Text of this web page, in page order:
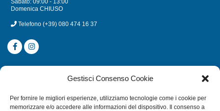
Gestisci Consenso Cookie
Per fornire le migliori esperienze, utilizziamo tecnologie come i cookie per
memorizzare e/o accedere alle informazioni del dispositivo. Il consenso a
Sabato: 09:00 - 13:00
Domenica CHIUSO
Telefono (+39) 080 474 16 37
CATEGORIE
MULINELLI